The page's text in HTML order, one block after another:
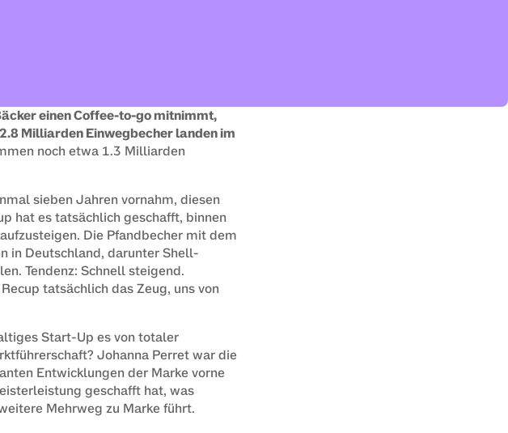
einen Coffee-to-go mitnimmt,
Milliarden Einwegbecher landen im
noch etwa 1.3 Milliarden
sieben Jahren vornahm, diesen
hat es tatsächlich geschafft, binnen
Die Pfandbecher mit dem
in Deutschland, darunter Shell-
Tendenz: Schnell steigend.
tatsächlich das Zeug, uns von
Start-Up es von totaler
Johanna Perret war die
Entwicklungen der Marke vorne
geschafft hat, was
Mehrweg zu Marke führt.